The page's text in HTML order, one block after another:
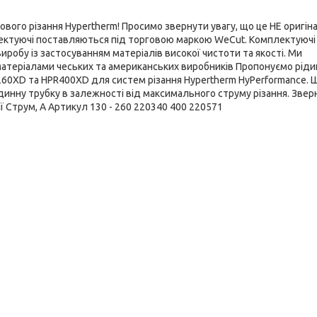
різання Hypertherm! Просимо звернути увагу, що це НЕ
поставляються під торговою маркою WeCut. Комплектуючі
із застосуванням матеріалів високої чистоти та якості. Ми
чеських та американських виробників Пропонуємо
та HPR400XD для систем різання Hypertherm HyPerformance.
трубку в залежності від максимального струму різання.
Струм, А Артикул 130 - 260 220340 400 220571